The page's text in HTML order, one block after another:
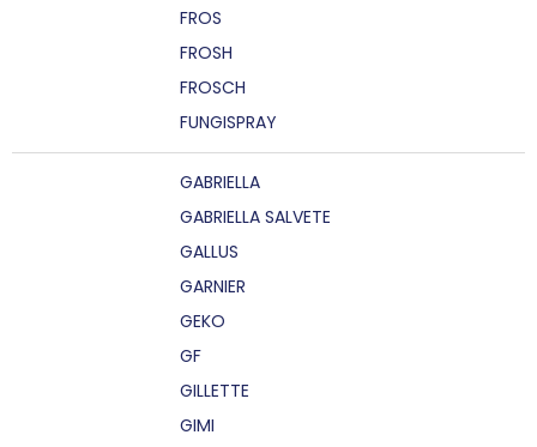
FROS
FROSH
FROSCH
FUNGISPRAY
GABRIELLA
GABRIELLA SALVETE
GALLUS
GARNIER
GEKO
GF
GILLETTE
GIMI